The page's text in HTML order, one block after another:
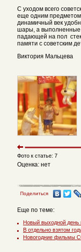
С уходом всего
еще одним
динамичный век
шары, а выполненные
падающей на пол
памяти с советским
Виктория Мальцева
Фото к статье: 7
Оценка: нет
Поделиться
Еще по теме:
Новый выходной
В отдельно взятом
Новогодние фильмы